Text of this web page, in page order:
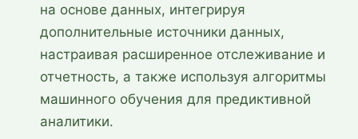
на основе данных, интегрируя
дополнительные источники данных,
настраивая расширенное отслеживание и
отчетность, а также используя алгоритмы
машинного обучения для предиктивной
аналитики.